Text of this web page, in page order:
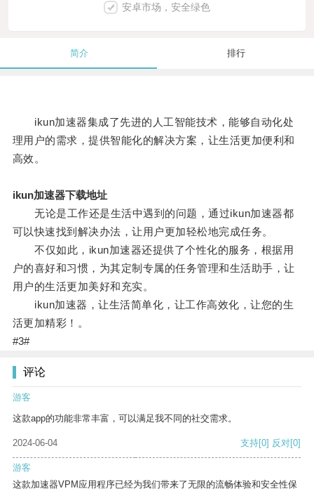
安卓市场，安全绿色
简介 排行
ikun加速器集成了先进的人工智能技术，能够自动化处
理用户的需求，提供智能化的解决方案，让生活更加便利和
高效。
ikun加速器下载地址
无论是工作还是生活中遇到的问题，通过ikun加速器都
可以快速找到解决办法，让用户更加轻松地完成任务。
不仅如此，ikun加速器还提供了个性化的服务，根据用
户的喜好和习惯，为其定制专属的任务管理和生活助手，让
用户的生活更加美好和充实。
ikun加速器，让生活简单化，让工作高效化，让您的生
活更加精彩！。
#3#
评论
游客
这款app的功能非常丰富，可以满足我不同的社交需求。
2024-06-04 支持[0] 反对[0]
游客
这款加速器VPM应用程序已经为我们带来了无限的流畅体验和安全性保